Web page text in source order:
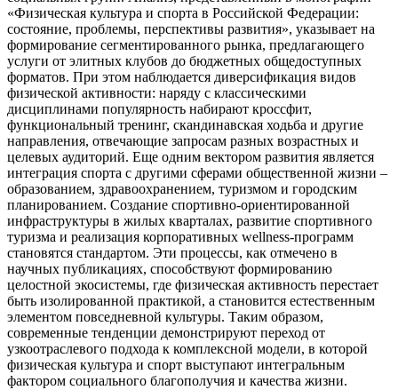
«Физическая культура и спорта в Российской Федерации:
состояние, проблемы, перспективы развития», указывает на
формирование сегментированного рынка, предлагающего
услуги от элитных клубов до бюджетных общедоступных
форматов. При этом наблюдается диверсификация видов
физической активности: наряду с классическими
дисциплинами популярность набирают кроссфит,
функциональный тренинг, скандинавская ходьба и другие
направления, отвечающие запросам разных возрастных и
целевых аудиторий. Еще одним вектором развития является
интеграция спорта с другими сферами общественной жизни –
образованием, здравоохранением, туризмом и городским
планированием. Создание спортивно-ориентированной
инфраструктуры в жилых кварталах, развитие спортивного
туризма и реализация корпоративных wellness-программ
становятся стандартом. Эти процессы, как отмечено в
научных публикациях, способствуют формированию
целостной экосистемы, где физическая активность перестает
быть изолированной практикой, а становится естественным
элементом повседневной культуры. Таким образом,
современные тенденции демонстрируют переход от
узкоотраслевого подхода к комплексной модели, в которой
физическая культура и спорт выступают интегральным
фактором социального благополучия и качества жизни.